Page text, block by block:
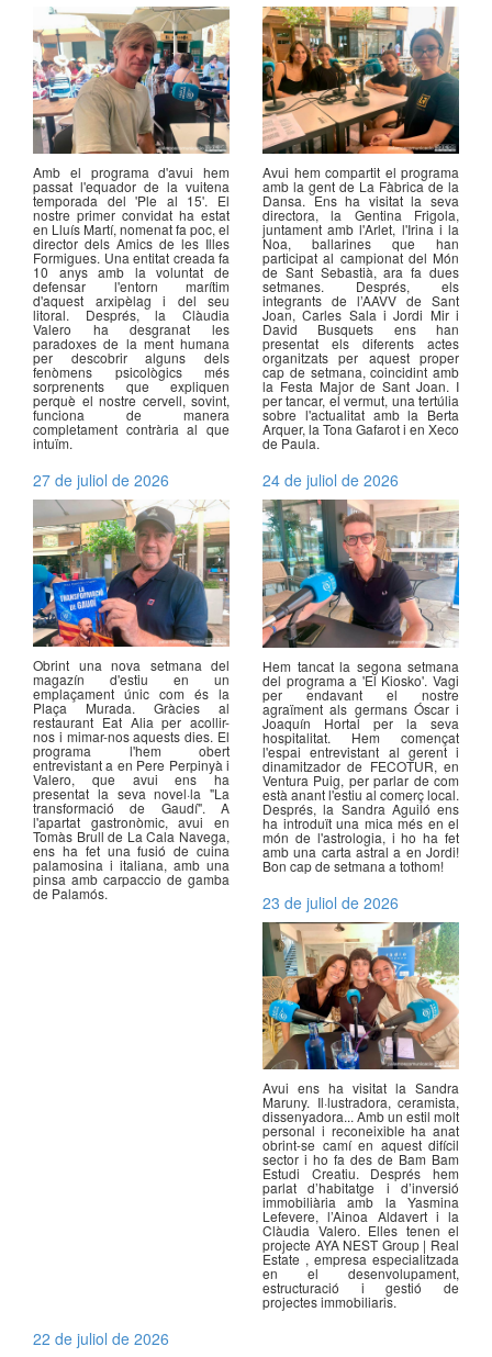
Amb el programa d'avui hem
passat l'equador de la vuitena
temporada del 'Ple al 15'. El
nostre primer convidat ha estat
en Lluís Martí, nomenat fa poc, el
director dels Amics de les Illes
Formigues. Una entitat creada fa
10 anys amb la voluntat de
defensar l'entorn marítim
d'aquest arxipèlag i del seu
litoral. Després, la Clàudia
Valero ha desgranat les
paradoxes de la ment humana
per descobrir alguns dels
fenòmens psicològics més
sorprenents que expliquen
perquè el nostre cervell, sovint,
funciona de manera
completament contrària al que
intuïm.
Avui hem compartit el programa
amb la gent de La Fàbrica de la
Dansa. Ens ha visitat la seva
directora, la Gentina Frigola,
juntament amb l'Arlet, l'Irina i la
Noa, ballarines que han
participat al campionat del Món
de Sant Sebastià, ara fa dues
setmanes. Després, els
integrants de l’AAVV de Sant
Joan, Carles Sala i Jordi Mir i
David Busquets ens han
presentat els diferents actes
organitzats per aquest proper
cap de setmana, coincidint amb
la Festa Major de Sant Joan. I
per tancar, el vermut, una tertúlia
sobre l'actualitat amb la Berta
Arquer, la Tona Gafarot i en Xeco
de Paula.
27 de juliol de 2026
Obrint una nova setmana del
magazín d'estiu en un
emplaçament únic com és la
Plaça Murada. Gràcies al
restaurant Eat Alia per acollir-
nos i mimar-nos aquests dies. El
programa l'hem obert
entrevistant a en Pere Perpinyà i
Valero, que avui ens ha
presentat la seva novel·la "La
transformació de Gaudí". A
l'apartat gastronòmic, avui en
Tomàs Brull de La Cala Navega,
ens ha fet una fusió de cuina
palamosina i italiana, amb una
pinsa amb carpaccio de gamba
de Palamós.
24 de juliol de 2026
Hem tancat la segona setmana
del programa a 'El Kiosko'. Vagi
per endavant el nostre
agraïment als germans Óscar i
Joaquín Hortal per la seva
hospitalitat. Hem començat
l'espai entrevistant al gerent i
dinamitzador de FECOTUR, en
Ventura Puig, per parlar de com
està anant l'estiu al comerç local.
Després, la Sandra Aguiló ens
ha introduït una mica més en el
món de l'astrologia, i ho ha fet
amb una carta astral a en Jordi!
Bon cap de setmana a tothom!
23 de juliol de 2026
Avui ens ha visitat la Sandra
Maruny. Il·lustradora, ceramista,
dissenyadora... Amb un estil molt
personal i reconeixible ha anat
obrint-se camí en aquest difícil
sector i ho fa des de Bam Bam
Estudi Creatiu. Després hem
parlat d’habitatge i d’inversió
immobiliària amb la Yasmina
Lefevere, l’Ainoa Aldavert i la
Clàudia Valero. Elles tenen el
projecte AYA NEST Group | Real
Estate , empresa especialitzada
en el desenvolupament,
estructuració i gestió de
projectes immobiliaris.
22 de juliol de 2026